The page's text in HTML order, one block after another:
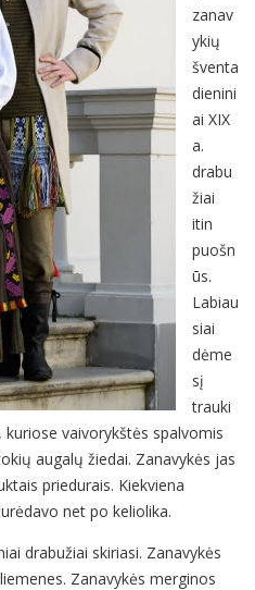
zanav
ykių
šventa
dienini
ai XIX
a.
drabu
žiai
itin
puošn
ūs.
Labiau
siai
dėme
sį
trauki
vaivorykštės spalvomis
augalų žiedai. Zanavykės jas
priedurais. Kiekviena
net po keliolika.
drabužiai skiriasi. Zanavykės
Zanavykės merginos